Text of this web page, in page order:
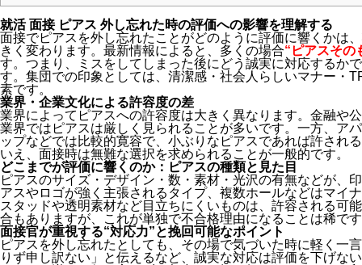
就活 面接 ピアス 外し忘れた時の評価への影響を理解する
面接でピアスを外し忘れたことがどのように評価に響くかは
きく変わります。最新情報によると、多くの場合“ピアスその
す。つまり、ミスをしてしまった後にどう誠実に対応するか
す。集団での印象としては、清潔感・社会人らしいマナー・
素です。
業界・企業文化による許容度の差
業界によってピアスへの許容度は大きく異なります。金融や
業界ではピアスは厳しく見られることが多いです。一方、ア
ップなどでは比較的寛容で、小ぶりなピアスであれば許され
いえ、面接時は無難な選択を求められることが一般的です。
どこまでが評価に響くのか：ピアスの種類と見た目
ピアスのサイズ・デザイン・数・素材・光沢の有無などが、
アスやロゴが強く主張されるタイプ、複数ホールなどはマイ
スタッドや透明素材など目立ちにくいものは、許容される可
合もありますが、これが単独で不合格理由になることは稀で
面接官が重視する“対応力”と挽回可能なポイント
ピアスを外し忘れたとしても、その場で気づいた時に軽く一
りず申し訳ない」と伝えるなど、誠実な対応は評価を下げな